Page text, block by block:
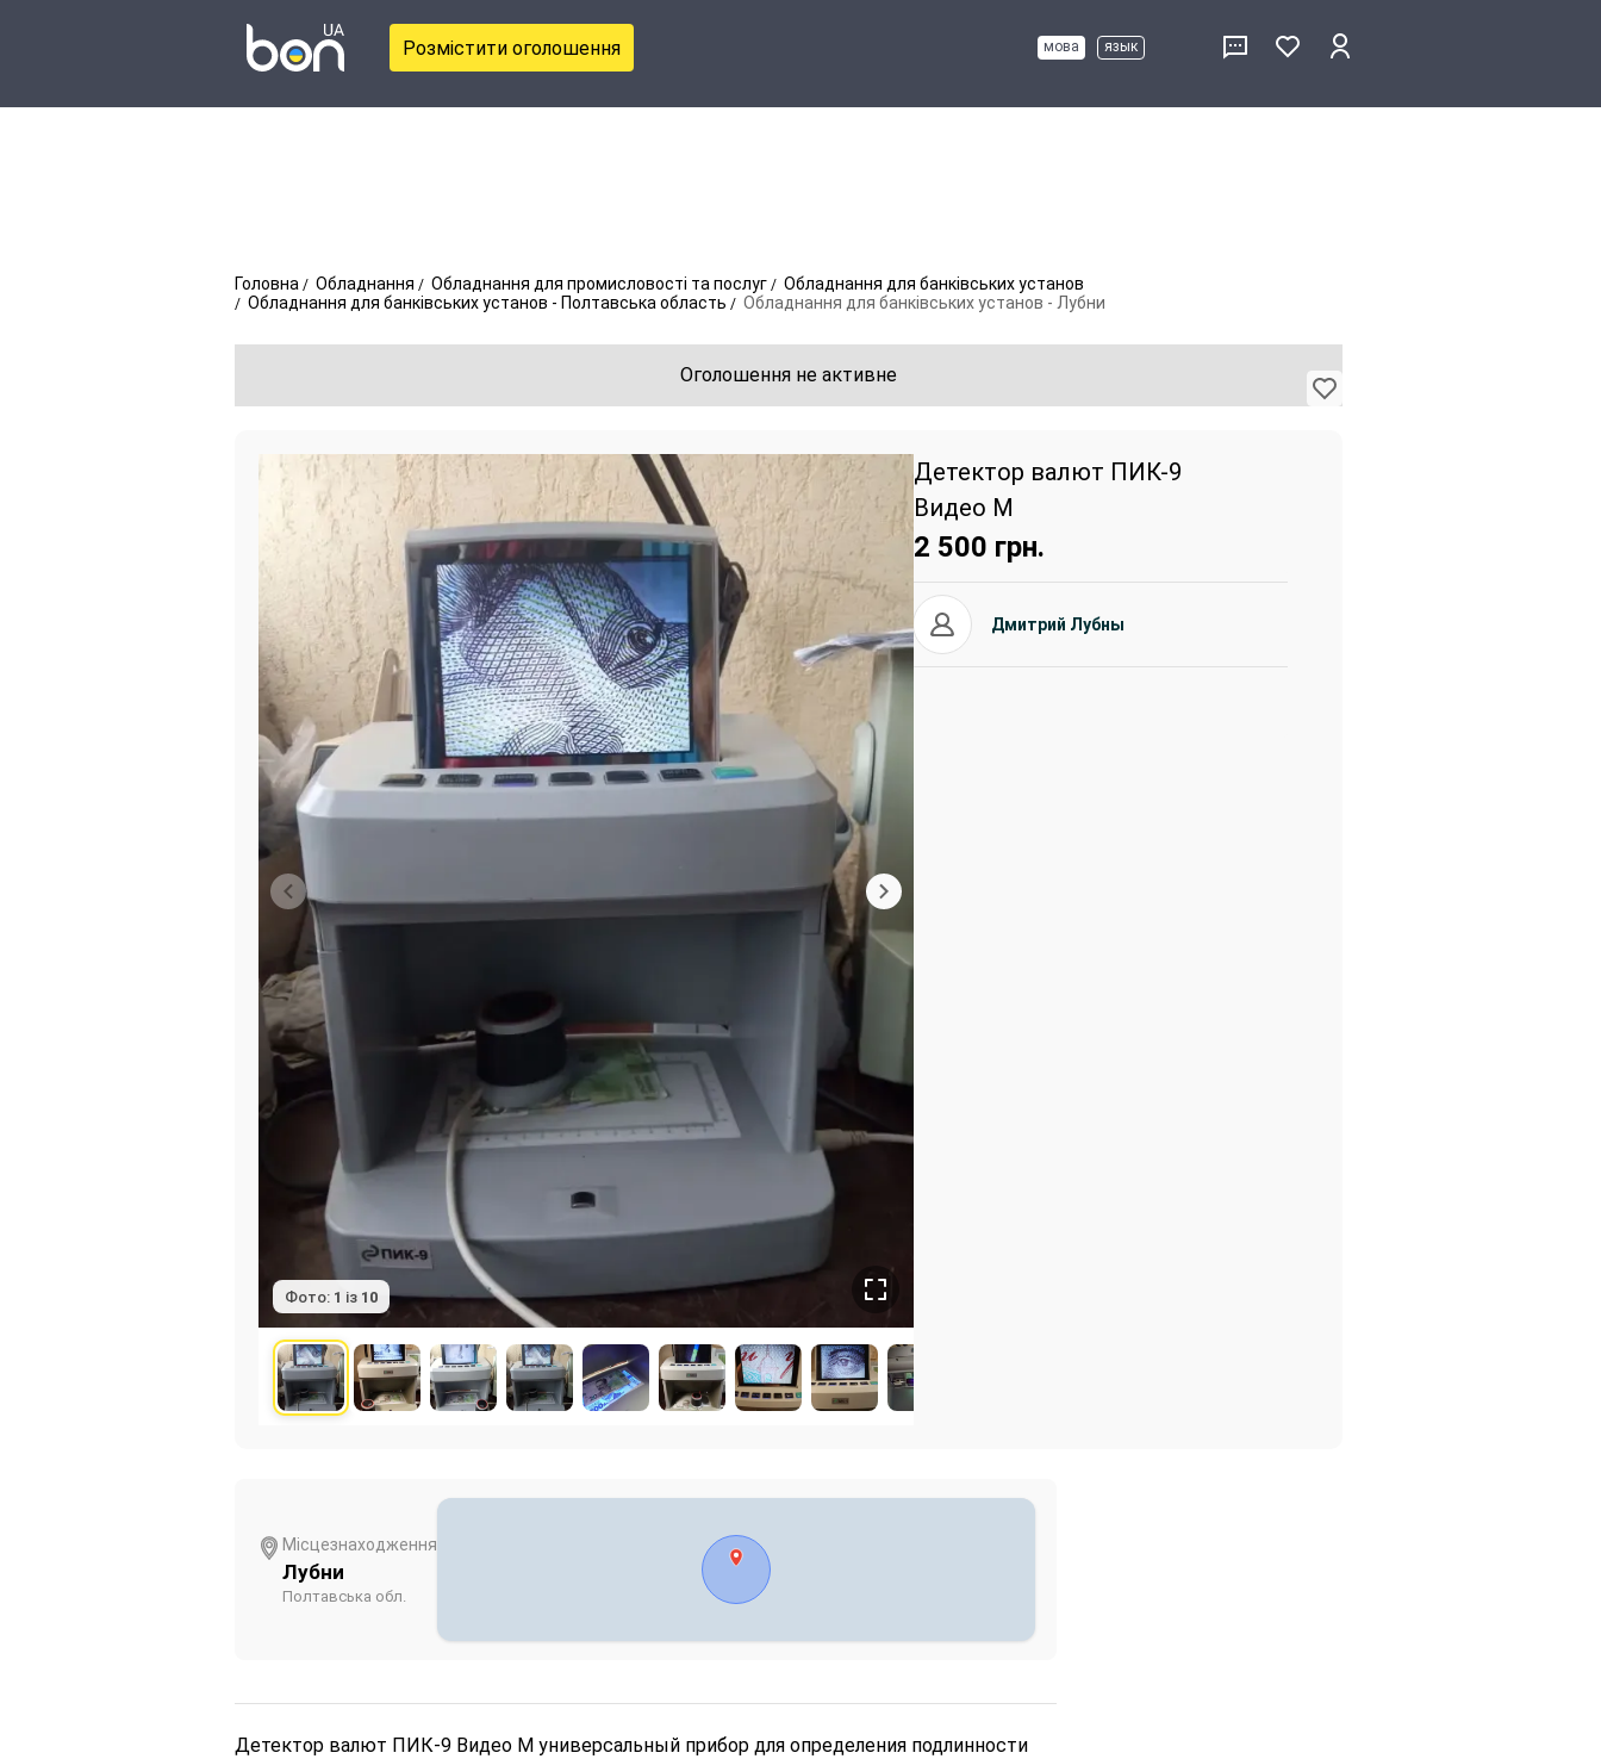
Розмістити оголошення мова язык
Головна Обладнання Обладнання для промисловості та послуг
Обладнання для банківських установ
Обладнання для банківських установ - Полтавська область
Обладнання для банківських установ - Лубни
Оголошення не активне
Фото: 1 із 10
Детектор валют ПИК-9
Видео М
2 500 грн.
Дмитрий Лубны
Місцезнаходження
Лубни
Полтавська обл.
Детектор валют ПИК-9 Видео М универсальный прибор для определения подлинности